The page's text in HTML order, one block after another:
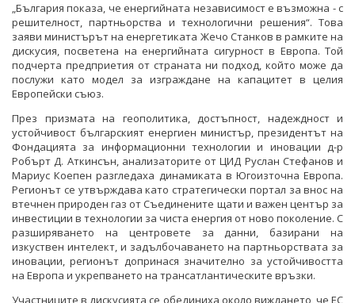
„България показа, че енергийната независимост е възможна - с
решителност, партньорства и технологични решения“. Това
заяви министърът на енергетиката Жечо Станков в рамките на
дискусия, посветена на енергийната сигурност в Европа. Той
подчерта предприетия от страната ни подход, който може да
послужи като модел за изграждане на капацитет в целия
Европейски съюз.
През призмата на геополитика, достъпност, надеждност и
устойчивост българският енергиен министър, президентът на
Фондацията за информационни технологии и иновации д-р
Робърт Д. Аткинсън, анализаторите от ЦИД Руслан Стефанов и
Мариус Коепен разгледаха динамиката в Югоизточна Европа.
Регионът се утвърждава като стратегически портал за внос на
втечнен природен газ от Съединените щати и важен център за
инвестиции в технологии за чиста енергия от ново поколение. С
разширяването на центровете за данни, базирани на
изкуствен интелект, и задълбочаването на партньорствата за
иновации, регионът допринася значително за устойчивостта
на Европа и укрепването на трансатлантическите връзки.
Участниците в дискусията се обединиха около виждането, че ЕС